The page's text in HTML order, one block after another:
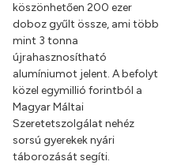
köszönhetően 200 ezer
doboz gyűlt össze, ami több
mint 3 tonna
újrahasznosítható
alumíniumot jelent. A befolyt
közel egymillió forintból a
Magyar Máltai
Szeretetszolgálat nehéz
sorsú gyerekek nyári
táborozását segíti.